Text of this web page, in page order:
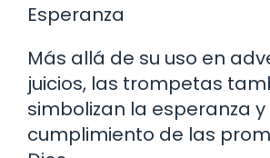
Esperanza
Más allá de su uso en
juicios, las trompetas
simbolizan la esperanza y
cumplimiento de las